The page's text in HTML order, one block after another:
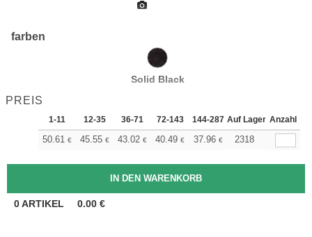
farben
Solid Black
PREIS
1-11 12-35 36-71 72-143 144-287 288 + Mehr
Auf Lager Anzahl
50.61 € 45.55 € 43.02 € 40.49 € 37.96 € 35.43
2318
0ARTIKEL 0.00 €